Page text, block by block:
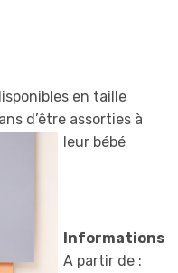
en taille
d’être assorties à
leur bébé
Informations
A partir de :